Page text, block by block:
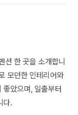
션 한 곳을 소개합니
모던한 인테리어와
좋았으며, 일출부터
다.